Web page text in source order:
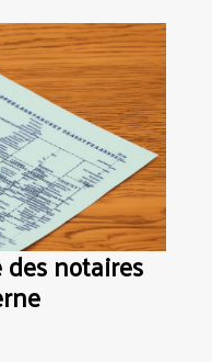
notaires